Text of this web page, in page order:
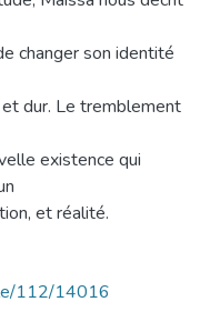
changer son identité
dur. Le tremblement
existence qui
et réalité.
112/14016